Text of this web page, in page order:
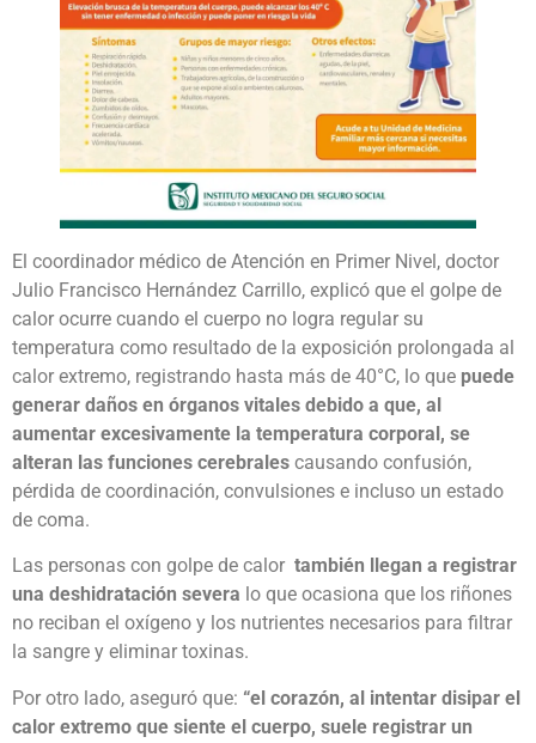
El coordinador médico de Atención en Primer Nivel, doctor
Julio Francisco Hernández Carrillo, explicó que el golpe de
calor ocurre cuando el cuerpo no logra regular su
temperatura como resultado de la exposición prolongada al
calor extremo, registrando hasta más de 40°C, lo que puede
generar daños en órganos vitales debido a que, al
aumentar excesivamente la temperatura corporal, se
alteran las funciones cerebrales causando confusión,
pérdida de coordinación, convulsiones e incluso un estado
de coma.
Las personas con golpe de calor también llegan a registrar
una deshidratación severa lo que ocasiona que los riñones
no reciban el oxígeno y los nutrientes necesarios para filtrar
la sangre y eliminar toxinas.
Por otro lado, aseguró que: “el corazón, al intentar disipar el
calor extremo que siente el cuerpo, suele registrar un